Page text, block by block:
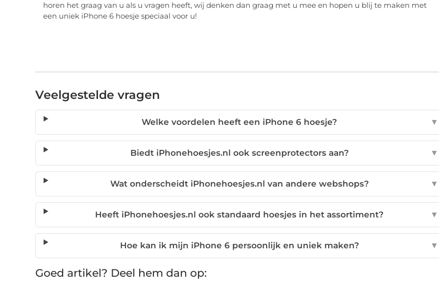
horen het graag van u als u vragen heeft, wij denken dan graag met u mee en hopen u blij te maken met
een uniek iPhone 6 hoesje speciaal voor u!
Veelgestelde vragen
Welke voordelen heeft een iPhone 6 hoesje? ▼
Biedt iPhonehoesjes.nl ook screenprotectors aan? ▼
Wat onderscheidt iPhonehoesjes.nl van andere webshops? ▼
Heeft iPhonehoesjes.nl ook standaard hoesjes in het assortiment? ▼
Hoe kan ik mijn iPhone 6 persoonlijk en uniek maken? ▼
Goed artikel? Deel hem dan op: